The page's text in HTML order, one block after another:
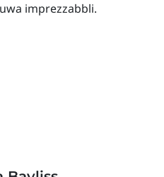
imprezzabbli.